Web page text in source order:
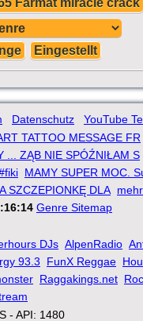
Farmat miracle crack
Eingestellt
Datenschutz YouTube
TATTOO MESSAGE FR
... ZĄB NIE SPÓŹNIŁAM S
MAMY SUPER MOC.
SZCZEPIONKĘ DLA mehr
Genre Sitemap
DJs AlpenRadio
93.3 FunX Reggae
Raggakings.net
- API: 1480